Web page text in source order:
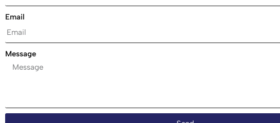
Email
Message